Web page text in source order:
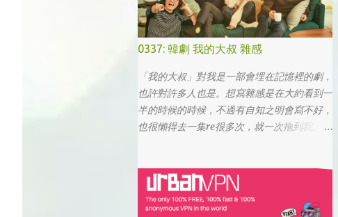
知道我在這一塊應該是沒啥天份的XD
0337: 韓劇 我的大叔 雜感
「我的大叔」對我是一部會埋在記憶裡的劇，
也許對許多人也是。想寫雜感是在大約看到一
半的時候的時候，不過有自知之明會寫不好，
也很懶得去一集re很多次，就一次拖到我人生
的，想說該不會為了要創造話題，所以硬拍一
部老少配的題材吧。加上男女主角都不認識，
所以一直到播出了三、四集開始好評不斷，加